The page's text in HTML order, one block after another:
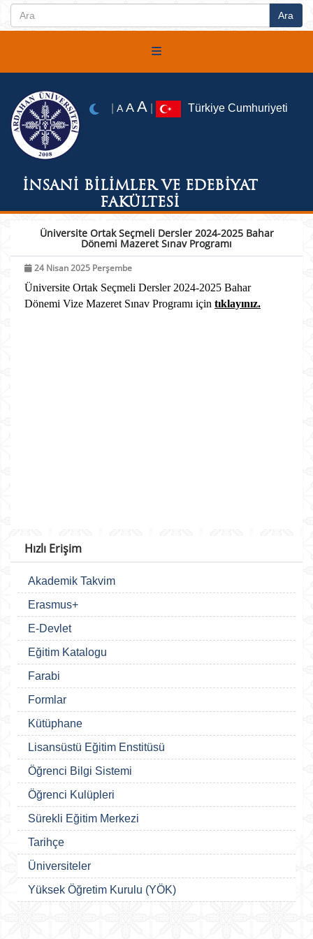
İNSANİ BİLİMLER VE EDEBİYAT
FAKÜLTESİ
A A A Türkiye Cumhuriyeti
Üniversite Ortak Seçmeli Dersler 2024-2025 Bahar
Dönemi Mazeret Sınav Programı
24 Nisan 2025 Perşembe
Üniversite Ortak Seçmeli Dersler 2024-2025 Bahar
Dönemi Vize Mazeret Sınav Programı için tıklayınız.
Hızlı Erişim
Akademik Takvim
Erasmus+
E-Devlet
Eğitim Katalogu
Farabi
Formlar
Kütüphane
Lisansüstü Eğitim Enstitüsü
Öğrenci Bilgi Sistemi
Öğrenci Kulüpleri
Sürekli Eğitim Merkezi
Tarihçe
Üniversiteler
Yüksek Öğretim Kurulu (YÖK)